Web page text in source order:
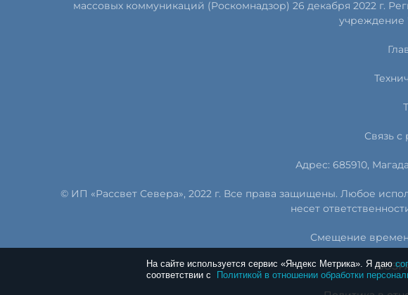
массовых коммуникаций (Роскомнадзор) 26 декабря 2022 г.
учреждение
Связь с
Адрес: 685910,
© ИП «Рассвет Севера», 2022 г. Все права защищены. Любое
несет
Смещение
На сайте используется сервис «Яндекс Метрика». Я даю
соответствии с
Политикой в отношении обработки